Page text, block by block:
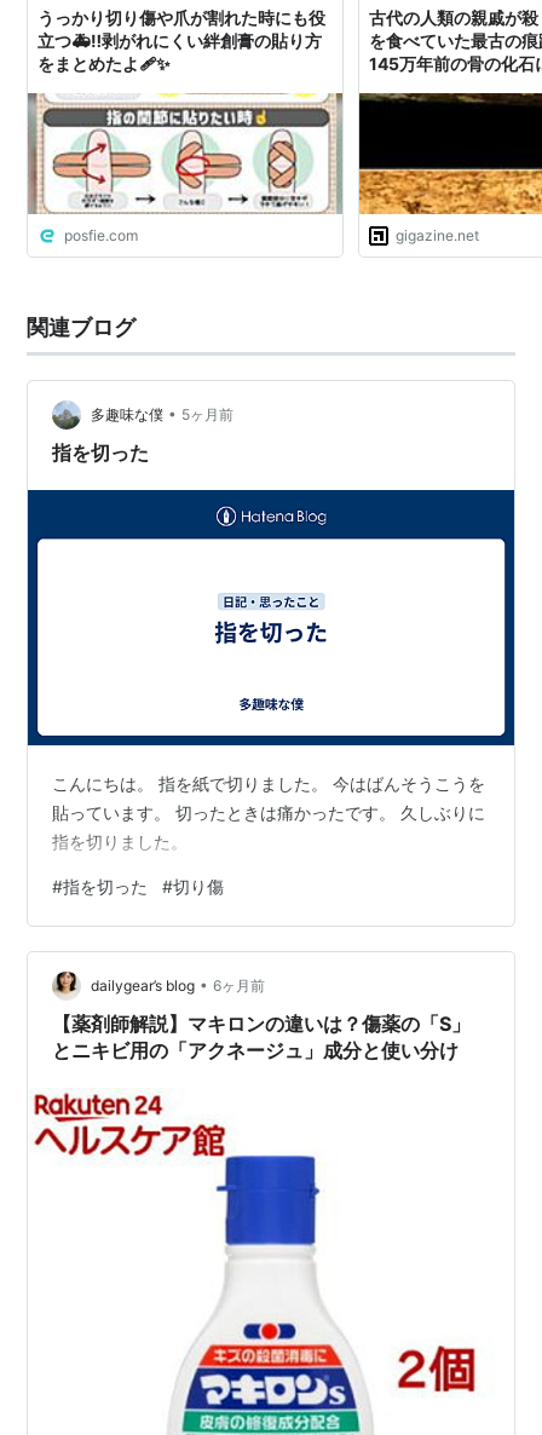
うっかり切り傷や爪が割れた時にも役
立つ🚑‼️剥がれにくい絆創膏の貼り方
をまとめたよ🩹✨
posfie.com
古代の人類の親戚が
を食べていた最古の
145万年前の骨の化石
gigazine.net
関連ブログ
多趣味な僕 • 5ヶ月前
指を切った
こんにちは。 指を紙で切りました。 今はばんそうこうを
貼っています。 切ったときは痛かったです。 久しぶりに
指を切りました。
#指を切った #切り傷
dailygear’s blog • 6ヶ月前
【薬剤師解説】マキロンの違いは？傷薬の「S」
とニキビ用の「アクネージュ」成分と使い分け